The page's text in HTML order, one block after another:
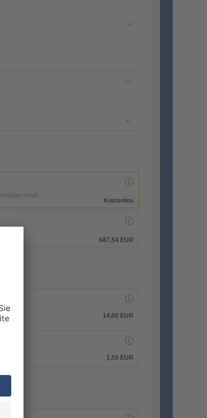
hoch.
Kostenlos
687,54 EUR
14,00 EUR
1,55 EUR